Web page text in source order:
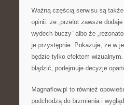
Ważną częścią serwisu są
opinii: że „przelot zawsze
wydech buczy” albo że
je przystępnie. Pokazuje, że w
będzie tylko efektem
błądzić, podejmuje decyzje
Magnaflow.pl to również
podchodzą do brzmienia i